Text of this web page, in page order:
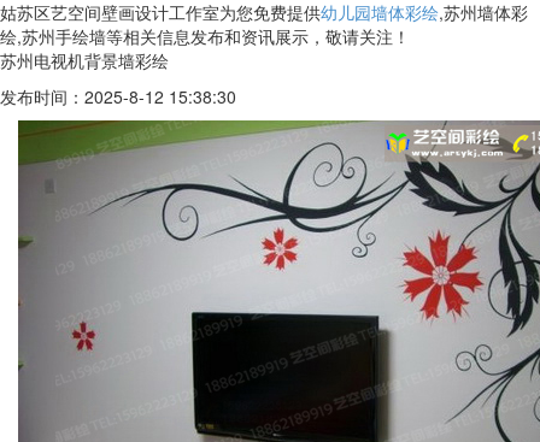
姑苏区艺空间壁画设计工作室为您免费提供幼儿园墙体彩绘,苏州墙体彩
绘,苏州手绘墙等相关信息发布和资讯展示，敬请关注！
苏州电视机背景墙彩绘
发布时间：2025-8-12 15:38:30